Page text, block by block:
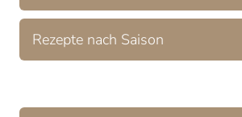
Rezepte nach Saison